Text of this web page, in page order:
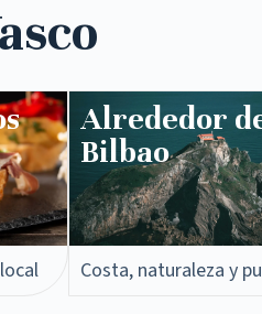
Alrededor
Bilbao
Costa, naturaleza y